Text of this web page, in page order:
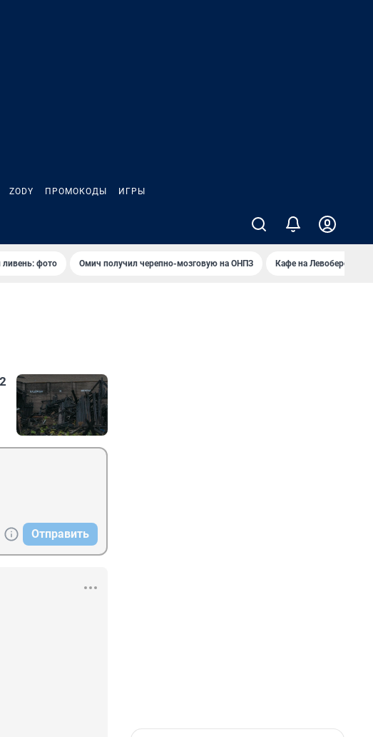
ZODY ПРОМОКОДЫ ИГРЫ
фото Омич получил черепно-мозговую на ОНПЗ Кафе на Левобережье
Отправить